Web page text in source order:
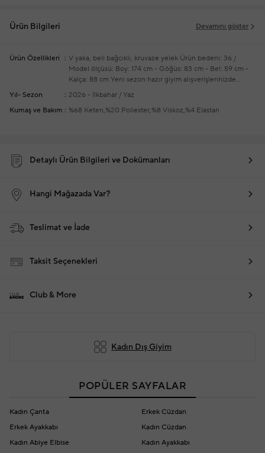
Ürün Bilgileri Devamını göster
Ürün Özellikleri V yaka, beli bağcıklı, kruvaze yelek Ürün bedeni: 36 /
Model ölçüsü: Boy: 174 cm - Göğüs: 83 cm - Bel: 59 cm -
Kalça: 88 cm Yeni sezon hazır giyim alışverişlerinizde
ücretsiz tadilat yapılmaktadır
Yıl- Sezon
2026 - İlkbahar / Yaz
Kumaş ve Bakım
%68 Keten,%20 Poliester,%8 Viskoz,%4 Elastan
Detaylı Ürün Bilgileri ve Dokümanları
Hangi Mağazada Var?
Teslimat ve İade
Taksit Seçenekleri
Club & More
Kadın Dış Giyim
POPÜLER SAYFALAR
Kadın Çanta
Erkek Cüzdan
Erkek Ayakkabı
Kadın Cüzdan
Kadın Abiye Elbise
Kadın Ayakkabı